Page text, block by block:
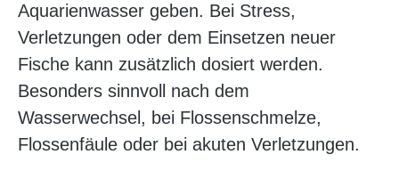
Aquarienwasser geben. Bei Stress,
Verletzungen oder dem Einsetzen neuer
Fische kann zusätzlich dosiert werden.
Besonders sinnvoll nach dem
Wasserwechsel, bei Flossenschmelze,
Flossenfäule oder bei akuten Verletzungen.